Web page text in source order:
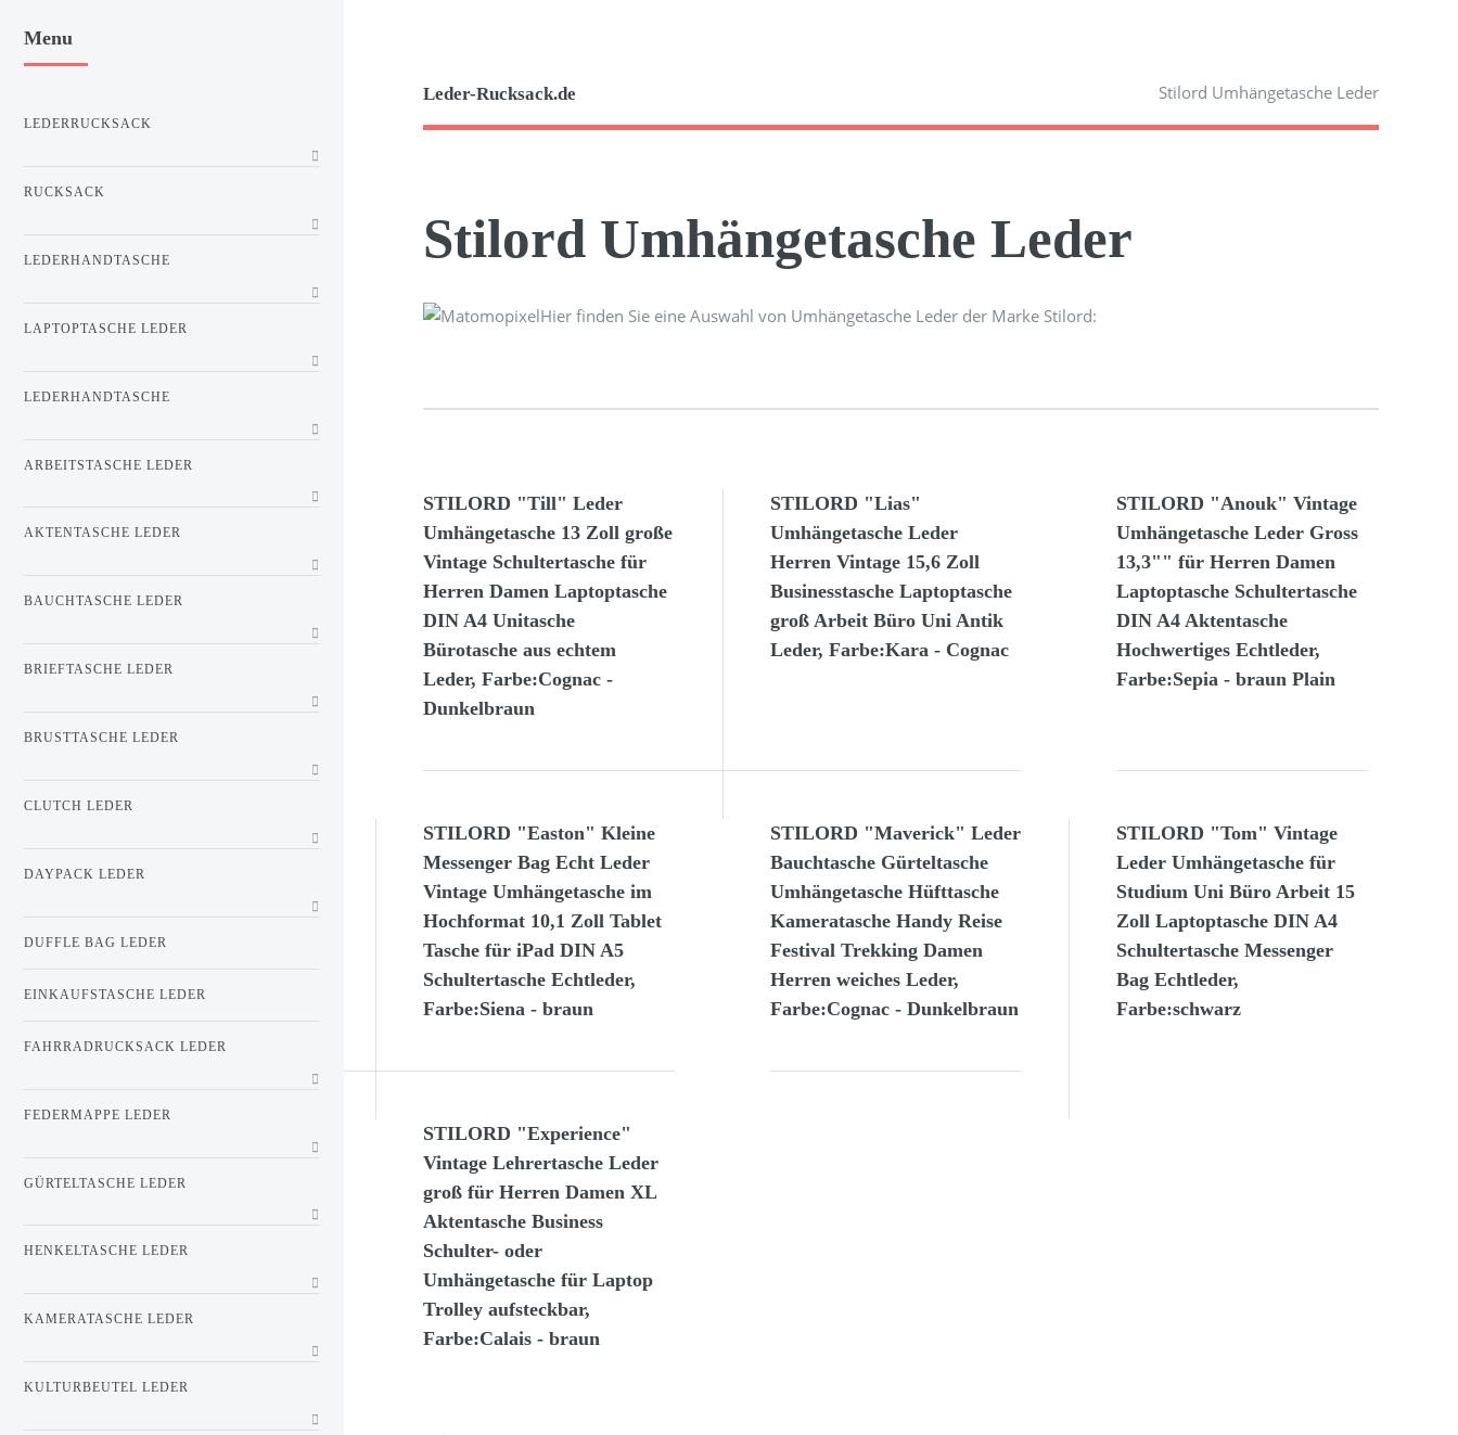
Leder-Rucksack.de Stilord Umhängetasche Leder
Stilord Umhängetasche Leder
Hier finden Sie eine Auswahl von Umhängetasche Leder der Marke Stilord:
STILORD "Till" Leder
Umhängetasche 13 Zoll große
Vintage Schultertasche für
Herren Damen Laptoptasche
DIN A4 Unitasche
Bürotasche aus echtem
Leder, Farbe:Cognac -
Dunkelbraun
STILORD "Lias"
Umhängetasche Leder
Herren Vintage 15,6 Zoll
Businesstasche Laptoptasche
groß Arbeit Büro Uni Antik
Leder, Farbe:Kara - Cognac
STILORD "Anouk" Vintage
Umhängetasche Leder Gross
13,3"" für Herren Damen
Laptoptasche Schultertasche
DIN A4 Aktentasche
Hochwertiges Echtleder,
Farbe:Sepia - braun Plain
STILORD "Easton" Kleine
Messenger Bag Echt Leder
Vintage Umhängetasche im
Hochformat 10,1 Zoll Tablet
Tasche für iPad DIN A5
Schultertasche Echtleder,
Farbe:Siena - braun
STILORD "Maverick" Leder
Bauchtasche Gürteltasche
Umhängetasche Hüfttasche
Kameratasche Handy Reise
Festival Trekking Damen
Herren weiches Leder,
Farbe:Cognac - Dunkelbraun
STILORD "Tom" Vintage
Leder Umhängetasche für
Studium Uni Büro Arbeit 15
Zoll Laptoptasche DIN A4
Schultertasche Messenger
Bag Echtleder,
Farbe:schwarz
STILORD "Experience"
Vintage Lehrertasche Leder
groß für Herren Damen XL
Aktentasche Business
Schulter- oder
Umhängetasche für Laptop
Trolley aufsteckbar,
Farbe:Calais - braun
Menu
LEDERRUCKSACK
RUCKSACK
LEDERHANDTASCHE
LAPTOPTASCHE LEDER
LEDERHANDTASCHE
ARBEITSTASCHE LEDER
AKTENTASCHE LEDER
BAUCHTASCHE LEDER
BRIEFTASCHE LEDER
BRUSTTASCHE LEDER
CLUTCH LEDER
DAYPACK LEDER
DUFFLE BAG LEDER
EINKAUFSTASCHE LEDER
FAHRRADRUCKSACK LEDER
FEDERMAPPE LEDER
GÜRTELTASCHE LEDER
HENKELTASCHE LEDER
KAMERATASCHE LEDER
KULTURBEUTEL LEDER